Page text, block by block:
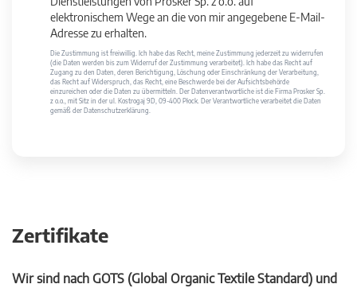
elektronischem Wege an die von mir angegebene E-Mail-
Adresse zu erhalten.
Die Zustimmung ist freiwillig. Ich habe das Recht, meine Zustimmung jederzeit zu widerrufen
(die Daten werden bis zum Widerruf der Zustimmung verarbeitet). Ich habe das Recht auf
Zugang zu den Daten, deren Berichtigung, Löschung oder Einschränkung der Verarbeitung,
das Recht auf Widerspruch, das Recht, eine Beschwerde bei der Aufsichtsbehörde
einzureichen oder die Daten zu übermitteln. Der Datenverantwortliche ist die Firma Prosker Sp.
z o.o., mit Sitz in der ul. Kostrogaj 9D, 09-400 Płock. Der Verantwortliche verarbeitet die Daten
gemäß der Datenschutzerklärung.
Zertifikate
Wir sind nach GOTS (Global Organic Textile Standard) und